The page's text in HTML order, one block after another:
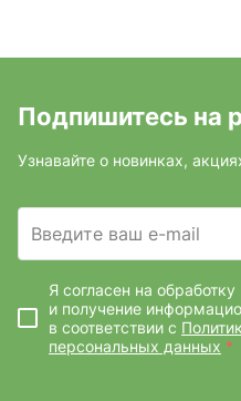
Подпишитесь на
Узнавайте о новинках,
Введите ваш e-mail
Я согласен на
и получение
в соответствии с
персональных данных *